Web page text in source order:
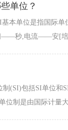
位？
本单位是指国际
秒,电流——安[
制(SI)包括SI单位
位制是由国际计量